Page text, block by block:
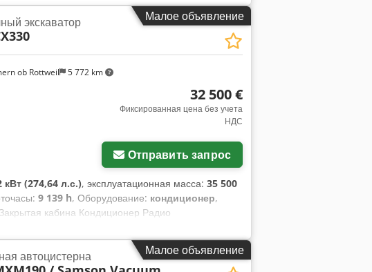
Малое объявление
ob Rottweil 5 772 km
экскаватор
32 500 €
Фиксированная цена без учета
НДС
Отправить запрос
кВт (274,64 л.с.), эксплуатационная масса: 35 500
9 139 h, Оборудование: кондиционер,
кабина Кондиционер Радио
Вынос стрелы: 3,30 м Полный гидравлический
Rm Rog Dsr Быстросъемное устройство OQ80
требуется ремонт Ходовая часть сохранилась
Малое объявление
автоцистерна